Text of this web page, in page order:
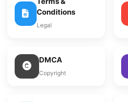
Conditions
Legal
DMCA
Copyright